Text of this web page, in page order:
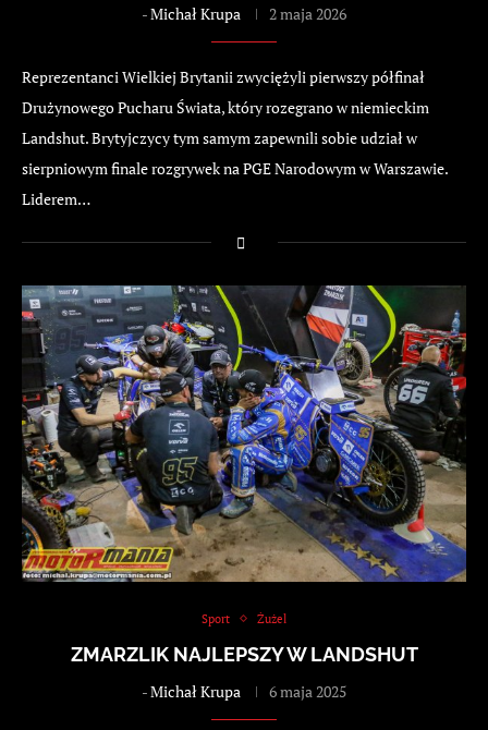
-Michał Krupa 2 maja 2026
Reprezentanci Wielkiej Brytanii zwyciężyli pierwszy półfinał
Drużynowego Pucharu Świata, który rozegrano w niemieckim
Landshut. Brytyjczycy tym samym zapewnili sobie udział w
sierpniowym finale rozgrywek na PGE Narodowym w Warszawie.
Liderem…
Sport Żużel
ZMARZLIK NAJLEPSZY W LANDSHUT
-Michał Krupa 6 maja 2025